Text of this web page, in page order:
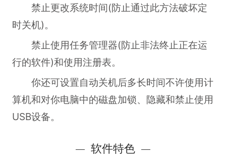
禁止更改系统时间(防止通过此方法破坏定
时关机)。
禁止使用任务管理器(防止非法终止正在运
行的软件)和使用注册表。
你还可设置自动关机后多长时间不许使用计
算机和对你电脑中的磁盘加锁、隐藏和禁止使用
USB设备。
软件特色